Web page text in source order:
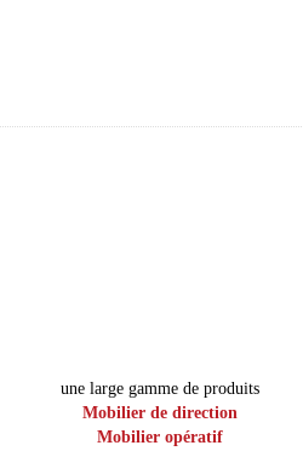
une large gamme de produits
Mobilier de direction
Mobilier opératif